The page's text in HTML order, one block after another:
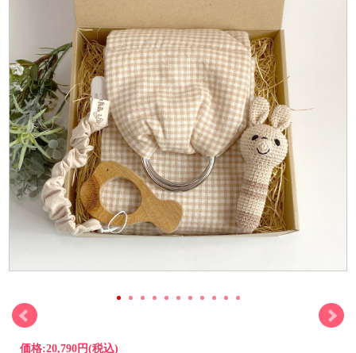
価格:20,790円(税込)